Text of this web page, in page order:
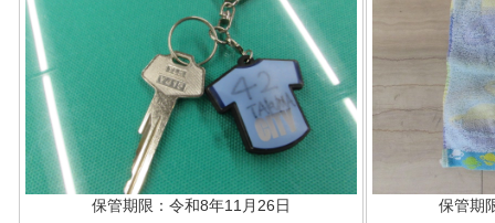
保管期限：令和8年11月26日 保管期